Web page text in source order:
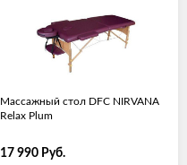
Массажный стол DFC NIRVANA
Relax Plum
17 990 Руб.